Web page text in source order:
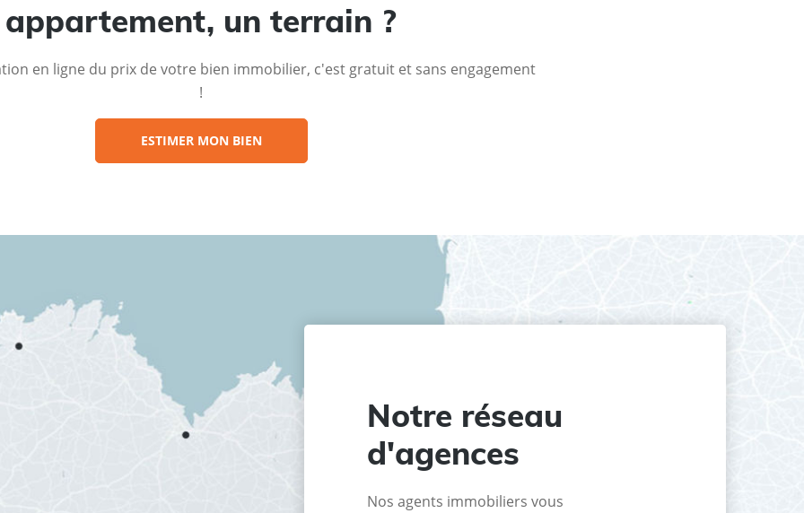
appartement, un terrain ?
en ligne du prix de votre bien immobilier, c'est gratuit et sans engagement
!
ESTIMER MON BIEN
Notre réseau
d'agences
Nos agents immobiliers vous